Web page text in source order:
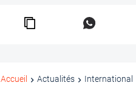
Accueil Actualités International